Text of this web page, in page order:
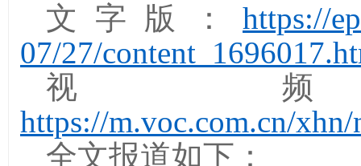
文字版： https://
07/27/
视
https://m.voc.com.cn/
全文报道如下：